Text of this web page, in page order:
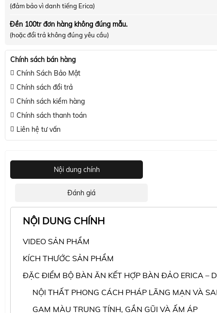
(đảm bảo vì danh tiếng Erica)
Đền 100tr đơn hàng không đúng mẫu.
(hoặc đổi trả không đúng yêu cầu)
Chính sách bán hàng
Chính Sách Bảo Mật
Chính sách đổi trả
Chính sách kiểm hàng
Chính sách thanh toán
Liên hệ tư vấn
Nội dung chính
Đánh giá
NỘI DUNG CHÍNH
VIDEO SẢN PHẨM
KÍCH THƯỚC SẢN PHẨM
ĐẶC ĐIỂM BỘ BÀN ĂN KẾT HỢP BÀN ĐẢO ERICA –
NỘI THẤT PHONG CÁCH PHÁP LÃNG MẠN VÀ
GAM MÀU TRUNG TÍNH, GẦN GŨI VÀ ẤM ÁP